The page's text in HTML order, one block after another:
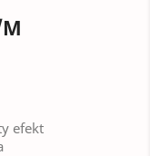
efekt